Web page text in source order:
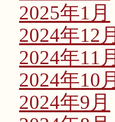
2025年1月
2024年12月
2024年11月
2024年10月
2024年9月